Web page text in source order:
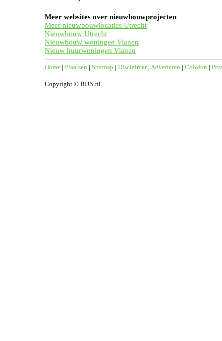
Meer websites over nieuwbouwprojecten
Meer nieuwbouwlocaties Utrecht
Nieuwbouw Utrecht
Nieuwbouw woningen Vianen
Nieuw huurwoningen Vianen
Home | Plaatsen | Sitemap | Disclaimer| Adverteren | Colofon |
Copyright © BIJN.nl